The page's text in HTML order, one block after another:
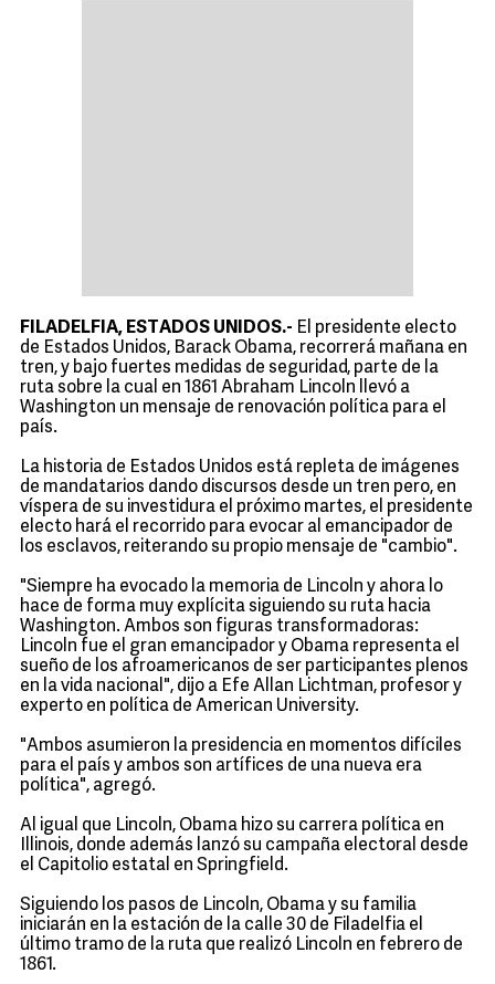
FILADELFIA, ESTADOS UNIDOS.- El presidente electo
de Estados Unidos, Barack Obama, recorrerá mañana en
tren, y bajo fuertes medidas de seguridad, parte de la
ruta sobre la cual en 1861 Abraham Lincoln llevó a
Washington un mensaje de renovación política para el
país.
La historia de Estados Unidos está repleta de imágenes
de mandatarios dando discursos desde un tren pero, en
víspera de su investidura el próximo martes, el presidente
electo hará el recorrido para evocar al emancipador de
los esclavos, reiterando su propio mensaje de "cambio".
"Siempre ha evocado la memoria de Lincoln y ahora lo
hace de forma muy explícita siguiendo su ruta hacia
Washington. Ambos son figuras transformadoras:
Lincoln fue el gran emancipador y Obama representa el
sueño de los afroamericanos de ser participantes plenos
en la vida nacional", dijo a Efe Allan Lichtman, profesor y
experto en política de American University.
"Ambos asumieron la presidencia en momentos difíciles
para el país y ambos son artífices de una nueva era
política", agregó.
Al igual que Lincoln, Obama hizo su carrera política en
Illinois, donde además lanzó su campaña electoral desde
el Capitolio estatal en Springfield.
Siguiendo los pasos de Lincoln, Obama y su familia
iniciarán en la estación de la calle 30 de Filadelfia el
último tramo de la ruta que realizó Lincoln en febrero de
1861.